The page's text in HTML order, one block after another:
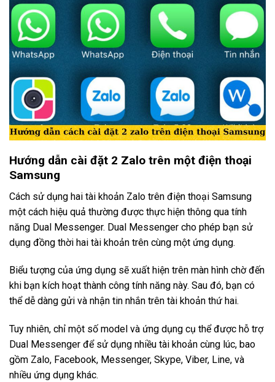
Hướng dẫn cài đặt 2 Zalo trên một điện thoại
Samsung
Cách sử dụng hai tài khoản Zalo trên điện thoại Samsung
một cách hiệu quả thường được thực hiện thông qua tính
năng Dual Messenger. Dual Messenger cho phép bạn sử
dụng đồng thời hai tài khoản trên cùng một ứng dụng.
Biểu tượng của ứng dụng sẽ xuất hiện trên màn hình chờ đến
khi bạn kích hoạt thành công tính năng này. Sau đó, bạn có
thể dễ dàng gửi và nhận tin nhắn trên tài khoản thứ hai.
Tuy nhiên, chỉ một số model và ứng dụng cụ thể được hỗ trợ
Dual Messenger để sử dụng nhiều tài khoản cùng lúc, bao
gồm Zalo, Facebook, Messenger, Skype, Viber, Line, và
nhiều ứng dụng khác.